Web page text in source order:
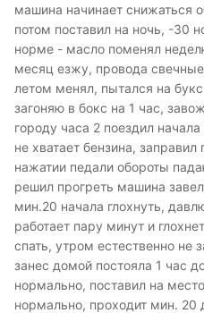
машина начинает снижаться
потом поставил на ночь, -30
норме - масло поменял
месяц езжу, провода
летом менял, пытался на
загоняю в бокс на 1 час,
городу часа 2 поездил
не хватает бензина,
нажатии педали обороты
решил прогреть машина
мин.20 начала глохнуть,
работает пару минут и
спать, утром естественно не
занес домой постояла 1 час
нормально, поставил на
нормально, проходит мин. 20